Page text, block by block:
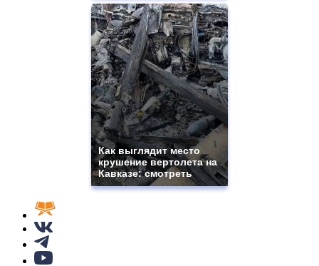
Как выглядит место
крушение вертолета на
Кавказе: смотреть